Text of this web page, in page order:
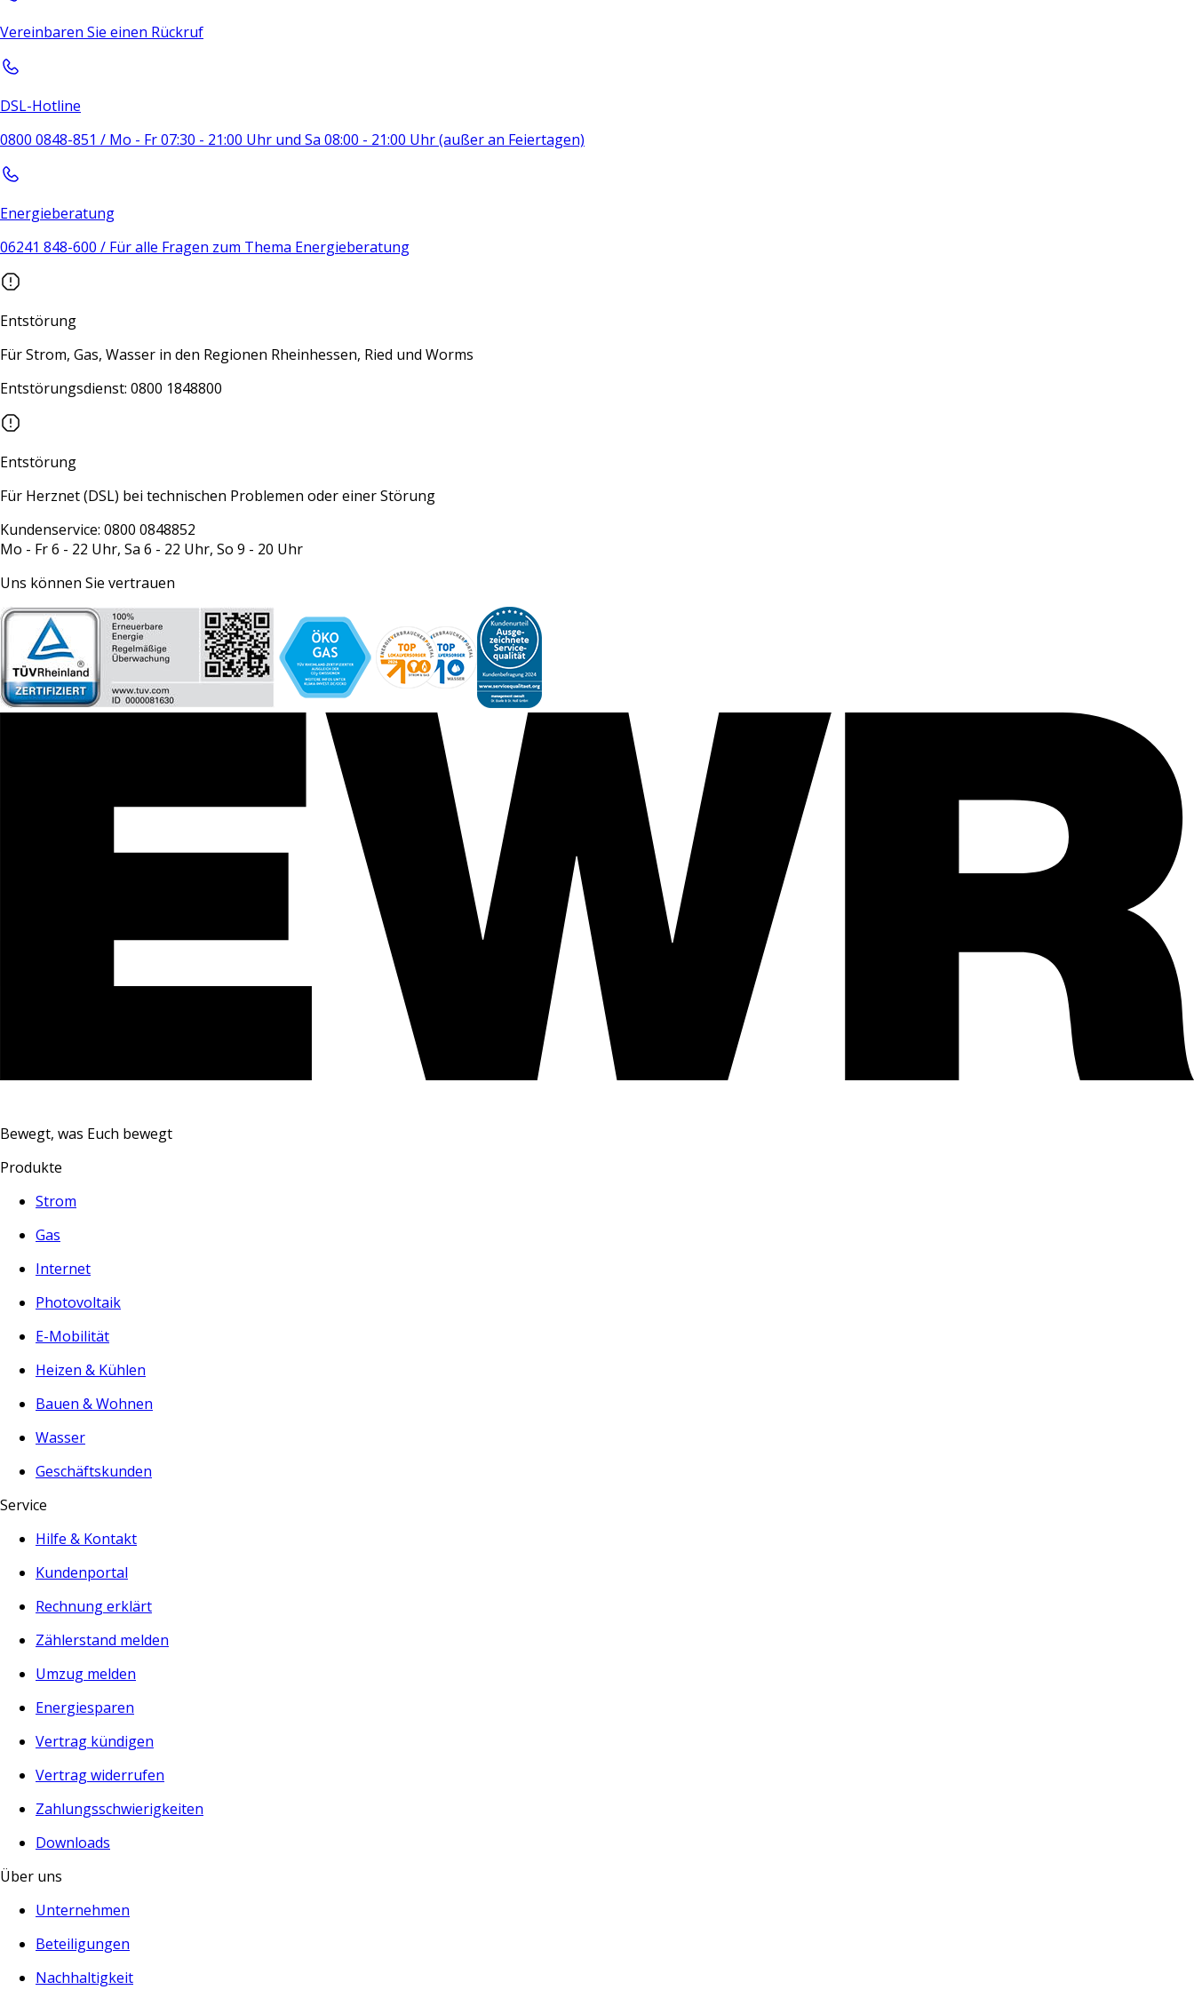
Vereinbaren Sie einen Rückruf
DSL-Hotline
0800 0848-851 / Mo - Fr 07:30 - 21:00 Uhr und Sa 08:00 - 21:00 Uhr (außer an Feiertagen)
Energieberatung
06241 848-600 / Für alle Fragen zum Thema Energieberatung
Entstörung
Für Strom, Gas, Wasser in den Regionen Rheinhessen, Ried und Worms
Entstörungsdienst: 0800 1848800
Entstörung
Für Herznet (DSL) bei technischen Problemen oder einer Störung
Kundenservice: 0800 0848852
Mo - Fr 6 - 22 Uhr, Sa 6 - 22 Uhr, So 9 - 20 Uhr
Uns können Sie vertrauen
Bewegt, was Euch bewegt
Produkte
Strom
Gas
Internet
Photovoltaik
E-Mobilität
Heizen & Kühlen
Bauen & Wohnen
Wasser
Geschäftskunden
Service
Hilfe & Kontakt
Kundenportal
Rechnung erklärt
Zählerstand melden
Umzug melden
Energiesparen
Vertrag kündigen
Vertrag widerrufen
Zahlungsschwierigkeiten
Downloads
Über uns
Unternehmen
Beteiligungen
Nachhaltigkeit